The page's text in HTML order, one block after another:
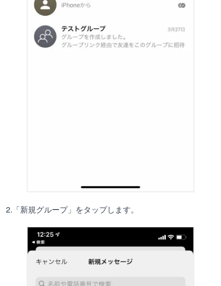
2.「新規グループ」をタップします。